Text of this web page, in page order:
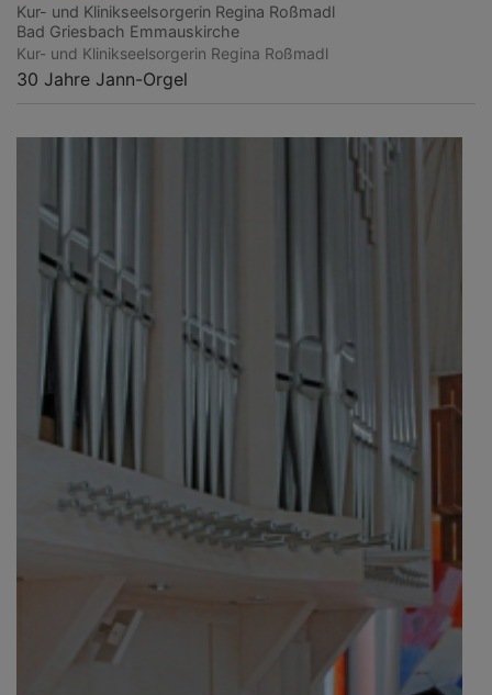
Kur- und Klinikseelsorgerin Regina Roßmadl
Bad Griesbach Emmauskirche
Kur- und Klinikseelsorgerin Regina Roßmadl
30 Jahre Jann-Orgel